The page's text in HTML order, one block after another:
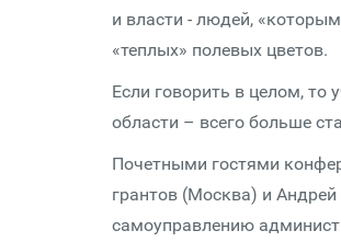
и власти - людей,
«теплых» полевых цветов.
Если говорить в целом, то
области – всего больше
Почетными гостями
грантов (Москва) и
самоуправлению